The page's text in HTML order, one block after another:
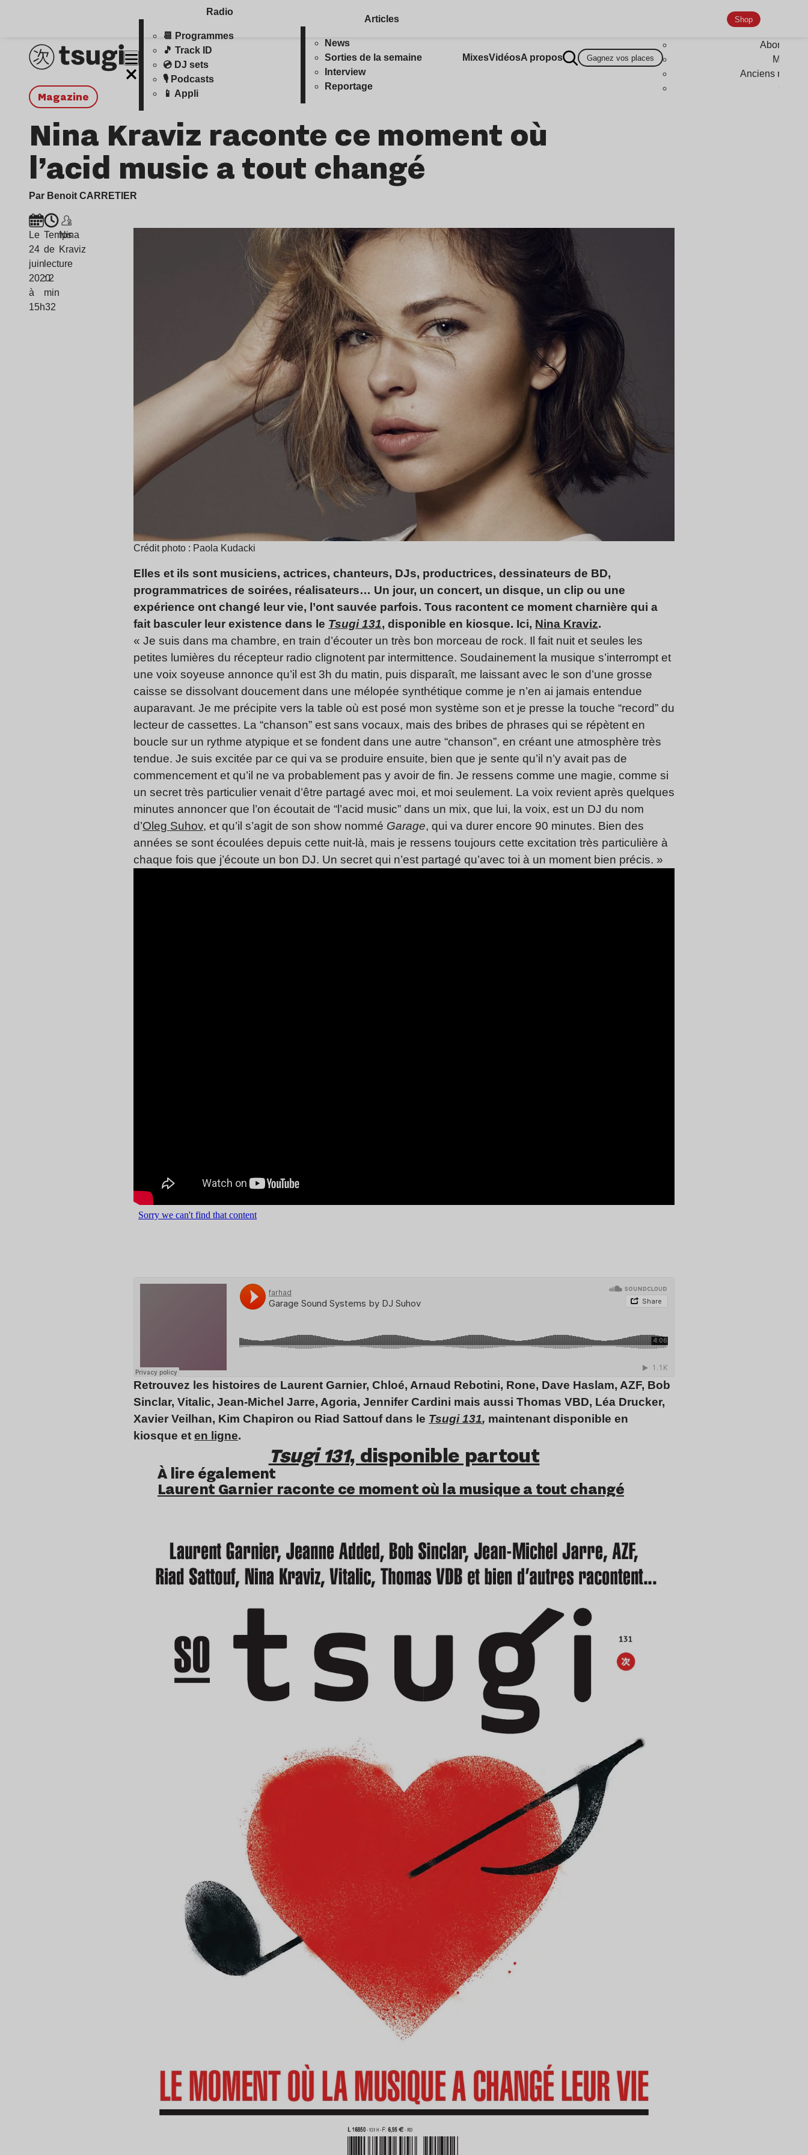
Radio
📆 Programmes
🎵 Track ID
💿 DJ sets
🎙️ Podcasts
📱 Appli
Articles
News
Sorties de la semaine
Interview
Reportage
MixesVidéosA propos Gagnez vos places
Shop
Anciens
magazine
Nina Kraviz raconte ce moment où
l’acid music a tout changé
Par Benoit CARRETIER
Le
24
juin
2020
à
15h32
Temps
de
lecture
: 2
min
Nina
Kraviz
Crédit photo : Paola Kudacki
Elles et ils sont musiciens, actrices, chanteurs, DJs, productrices, dessinateurs de BD,
programmatrices de soirées, réalisateurs… Un jour, un concert, un disque, un clip ou une
expérience ont changé leur vie, l’ont sauvée parfois. Tous racontent ce moment charnière qui a
fait basculer leur existence dans le Tsugi 131, disponible en kiosque. Ici, Nina Kraviz.
« Je suis dans ma chambre, en train d’écouter un très bon morceau de rock. Il fait nuit et seules les
petites lumières du récepteur radio clignotent par intermittence. Soudainement la musique s’interrompt et
une voix soyeuse annonce qu’il est 3h du matin, puis disparaît, me laissant avec le son d’une grosse
caisse se dissolvant doucement dans une mélopée synthétique comme je n’en ai jamais entendue
auparavant. Je me précipite vers la table où est posé mon système son et je presse la touche “record” du
lecteur de cassettes. La “chanson” est sans vocaux, mais des bribes de phrases qui se répètent en
boucle sur un rythme atypique et se fondent dans une autre “chanson”, en créant une atmosphère très
tendue. Je suis excitée par ce qui va se produire ensuite, bien que je sente qu’il n’y avait pas de
commencement et qu’il ne va probablement pas y avoir de fin. Je ressens comme une magie, comme si
un secret très particulier venait d’être partagé avec moi, et moi seulement. La voix revient après quelques
minutes annoncer que l’on écoutait de “l’acid music” dans un mix, que lui, la voix, est un DJ du nom
d’Oleg Suhov, et qu’il s’agit de son show nommé Garage, qui va durer encore 90 minutes. Bien des
années se sont écoulées depuis cette nuit-là, mais je ressens toujours cette excitation très particulière à
chaque fois que j’écoute un bon DJ. Un secret qui n’est partagé qu’avec toi à un moment bien précis. »
Retrouvez les histoires de Laurent Garnier, Chloé, Arnaud Rebotini, Rone, Dave Haslam, AZF, Bob
Sinclar, Vitalic, Jean-Michel Jarre, Agoria, Jennifer Cardini mais aussi Thomas VBD, Léa Drucker,
Xavier Veilhan, Kim Chapiron ou Riad Sattouf dans le Tsugi 131, maintenant disponible en
kiosque et en ligne.
Tsugi 131, disponible partout
À lire également
Laurent Garnier raconte ce moment où la musique a tout changé